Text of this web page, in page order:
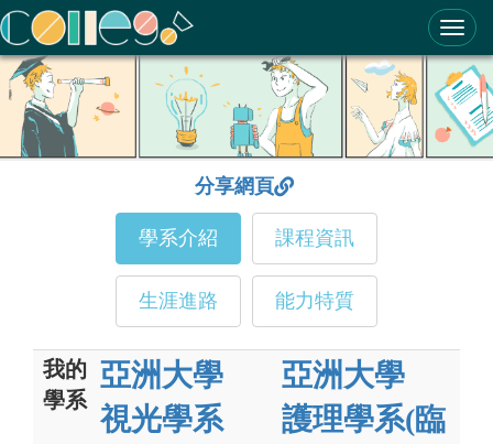
ColleGo! 大學選才與高中育才輔助系統
分享網頁
學系介紹 課程資訊
生涯進路 能力特質
我的
學系
亞洲大學
視光學系
亞洲大學
護理學系(臨